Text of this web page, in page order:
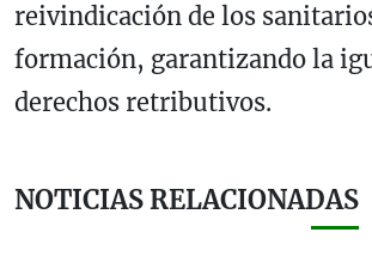
reivindicación de los
formación, garantizando la
derechos retributivos.
NOTICIAS RELACIONADAS